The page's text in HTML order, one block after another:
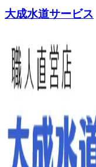
大成水道サービス